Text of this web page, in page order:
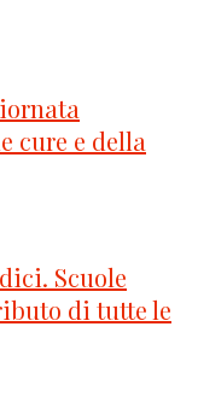
cure e della
Scuole
di tutte le